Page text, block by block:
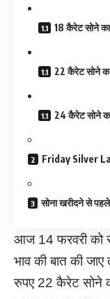
18 कैरेट सोने
22 कैरेट सोने
24 कैरेट सोने
Friday Silver
सोना खरीदने से
आज 14 फरवरी को
भाव की बात की
रुपए 22 कैरेट सोने